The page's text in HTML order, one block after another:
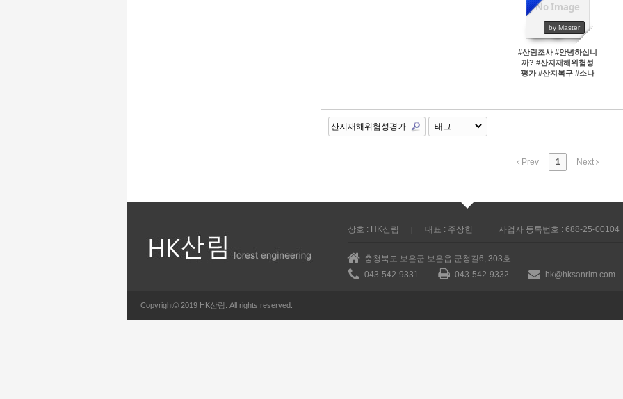
No Image
by Master
45691
#산림조사 #안녕하십니
까? #산지재해위험성
평가 #산지복구 #소나
Prev 1 Next
상호 : HK산림 대표 : 주상헌 사업자 등록번호 : 688-25-00104
충청북도 보은군 보은읍 군청길6, 303호
043-542-9331
043-542-9332 hk@hksanrim.com
Copyright© 2019 HK산림. All rights reserved.